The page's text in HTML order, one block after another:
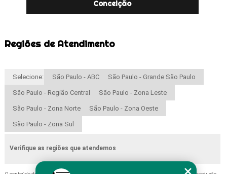
Conceição
Regiões de Atendimento
Selecione: São Paulo - ABC São Paulo - Grande São Paulo
São Paulo - Região Central São Paulo - Zona Leste
São Paulo - Zona Norte São Paulo - Zona Oeste
São Paulo - Zona Sul
Verifique as regiões que atendemos